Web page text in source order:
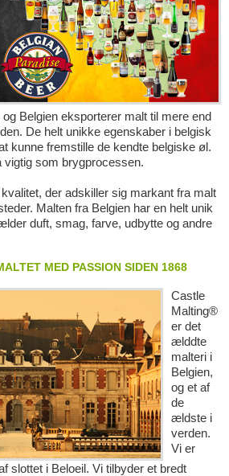
Belgien eksporterer malt til mere end
De helt unikke egenskaber i belgisk
kunne fremstille de kendte belgiske øl.
vigtig som brygprocessen.
der adskiller sig markant fra malt
Malten fra Belgien har en helt unik
duft, smag, farve, udbytte og andre
MED PASSION SIDEN 1868
Castle
Malting®
er det
ælddte
malteri i
Belgien,
og et af
de
ældste i
verden.
Vi er
slottet i Beloeil. Vi tilbyder et bredt